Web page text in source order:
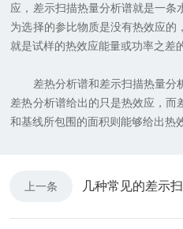
应，差示扫描热量分析谱就是一条
为选择的参比物质是没有热效应的
就是试样的热效应能量或功率之差
差热分析谱和差示扫描热量分
差热分析谱给出的只是热效应，而
和基线所包围的面积则能够给出热
上一条 几种常见的差示